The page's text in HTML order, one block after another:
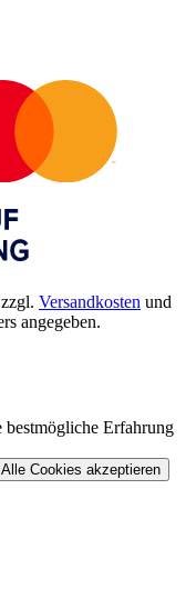
Versandkosten und
angegeben.
bestmögliche Erfahrung
Alle Cookies akzeptieren